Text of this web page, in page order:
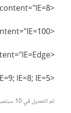
<meta http-equiv="X-UA-Compatible" content="IE=8" />
<meta http-equiv="X-UA-Compatible" content="IE=100" />
<meta http-equiv="X-UA-Compatible" content="IE=Edge" />
<meta http-equiv="X-UA-Compatible" content="IE=9; IE=8; IE=5" >
تم التعديل في10 سبتمبر 2022